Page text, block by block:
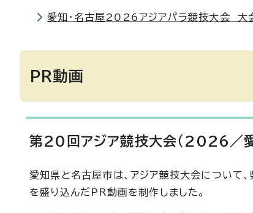
愛知・名古屋2026アジアパラ競技大会 大
PR動画
第20回アジア競技大会（2026／愛
愛知県と名古屋市は、アジア競技大会について
を盛り込んだPR動画を制作しました。